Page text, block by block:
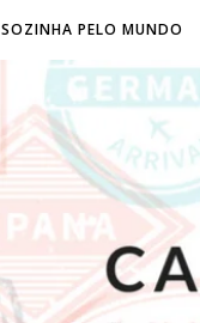
SOZINHA PELO MUNDO